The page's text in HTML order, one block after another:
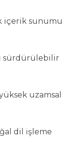
içerik sunumu
sürdürülebilir
uzamsal
dil işleme